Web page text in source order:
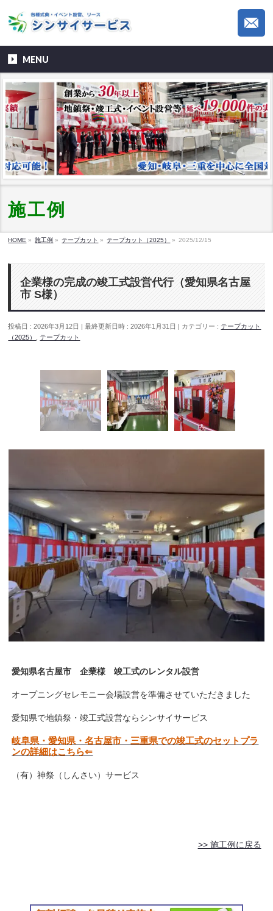
MENU
施工例
HOME » 施工例 » テープカット » テープカット（2025） » 2025/12/15
企業様の完成の竣工式設営代行（愛知県名古屋
市 S様）
投稿日 : 2026年3月12日 最終更新日時 : 2026年1月31日 カテゴリー :テープカット
（2025）
,テープカット
愛知県名古屋市 企業様 竣工式のレンタル設営
オープニングセレモニー会場設営を準備させていただきました
愛知県で地鎮祭・竣工式設営ならシンサイサービス
岐阜県・愛知県・名古屋市・三重県での竣工式のセットプラ
ンの詳細はこちら⇐
（有）神祭（しんさい）サービス
>> 施工例に戻る